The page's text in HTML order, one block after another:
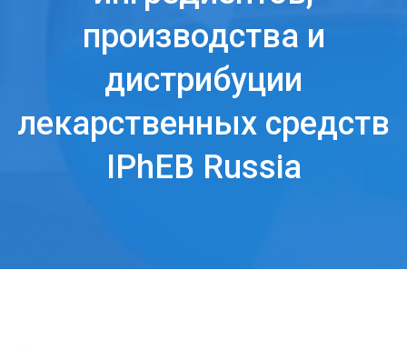
производства и
дистрибуции
лекарственных средств
IPhEB Russia